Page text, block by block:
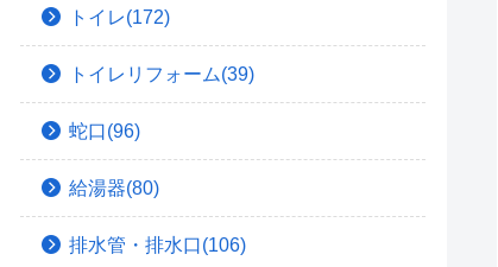
トイレ(172)
トイレリフォーム(39)
蛇口(96)
給湯器(80)
排水管・排水口(106)